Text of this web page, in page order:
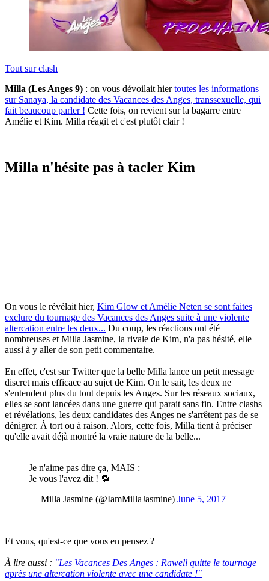
Tout surclash
Milla (Les Anges 9) : on vous dévoilait hiertoutes les informations
sur Sanaya, la candidate des Vacances des Anges, transsexuelle, qui
fait beaucoup parler ! Cette fois, on revient sur la bagarre entre
Amélie et Kim. Milla réagit et c'est plutôt clair !
Milla n'hésite pas à tacler Kim
On vous le révélait hier, Kim Glow et Amélie Neten se sont faites
exclure du tournage des Vacances des Anges suite à une violente
altercation entre les deux... Du coup, les réactions ont été
nombreuses et Milla Jasmine, la rivale de Kim, n'a pas hésité, elle
aussi à y aller de son petit commentaire.
En effet, c'est sur Twitter que la belle Milla lance un petit message
discret mais efficace au sujet de Kim. On le sait, les deux ne
s'entendent plus du tout depuis les Anges. Sur les réseaux sociaux,
elles se sont lancées dans une guerre qui parait sans fin. Entre clashs
et révélations, les deux candidates des Anges ne s'arrêtent pas de se
dénigrer. À tort ou à raison. Alors, cette fois, Milla tient à préciser
qu'elle avait déjà montré la vraie nature de la belle...
Je n'aime pas dire ça, MAIS :
Je vous l'avez dit ! 🔁
— Milla Jasmine (@IamMillaJasmine) June 5, 2017
Et vous, qu'est-ce que vous en pensez ?
À lire aussi : "Les Vacances Des Anges : Rawell quitte le tournage
après une altercation violente avec une candidate !"